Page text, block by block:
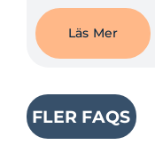
Läs Mer
FLER FAQS